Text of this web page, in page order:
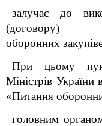
залучає до
(договору)
оборонних
При цьому
Міністрів
«Питання
головним